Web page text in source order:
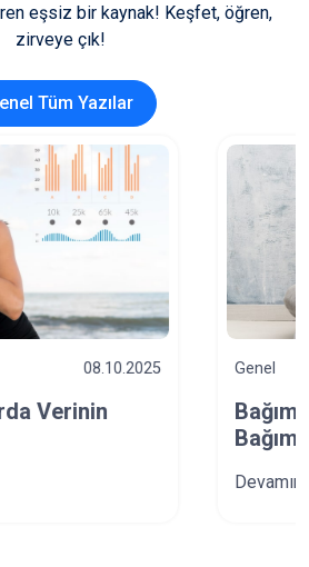
eşsiz bir kaynak! Keşfet, öğren,
zirveye çık!
Tüm Yazılar
03.10.2025
Nelerdir? Spor ve